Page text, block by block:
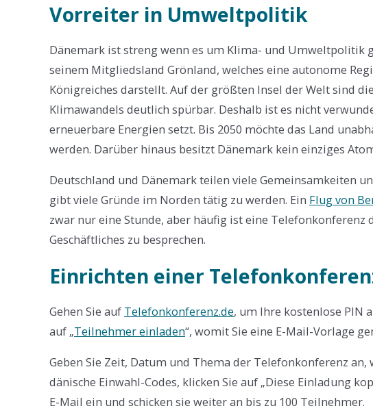
Vorreiter in Umweltpolitik
Dänemark ist streng wenn es um Klima- und Umweltpolitik
seinem Mitgliedsland Grönland, welches eine autonome
Königreiches darstellt. Auf der größten Insel der Welt sind
Klimawandels deutlich spürbar. Deshalb ist es nicht
erneuerbare Energien setzt. Bis 2050 möchte das Land
werden. Darüber hinaus besitzt Dänemark kein einziges
Deutschland und Dänemark teilen viele Gemeinsamkeiten
gibt viele Gründe im Norden tätig zu werden. Ein Flug von
zwar nur eine Stunde, aber häufig ist eine Telefonkonferenz
Geschäftliches zu besprechen.
Einrichten einer
Gehen Sie auf Telefonkonferenz.de, um Ihre kostenlose PIN
auf „Teilnehmer einladen“, womit Sie eine E-Mail-Vorlage
Geben Sie Zeit, Datum und Thema der Telefonkonferenz an,
dänische Einwahl-Codes, klicken Sie auf „Diese Einladung
E-Mail ein und schicken sie weiter an bis zu 100 Teilnehmer.